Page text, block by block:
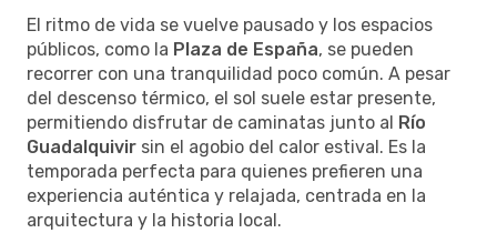
El ritmo de vida se vuelve pausado y los espacios
públicos, como la Plaza de España, se pueden
recorrer con una tranquilidad poco común. A pesar
del descenso térmico, el sol suele estar presente,
permitiendo disfrutar de caminatas junto al Río
Guadalquivir sin el agobio del calor estival. Es la
temporada perfecta para quienes prefieren una
experiencia auténtica y relajada, centrada en la
arquitectura y la historia local.